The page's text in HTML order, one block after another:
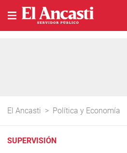
El Ancasti > Política y Economía
SUPERVISIÓN